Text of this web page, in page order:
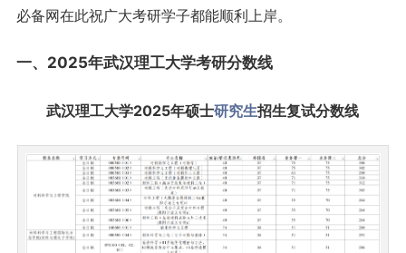
必备网在此祝广大考研学子都能顺利上岸。
一、2025年武汉理工大学考研分数线
武汉理工大学2025年硕士研究生招生复试分数线